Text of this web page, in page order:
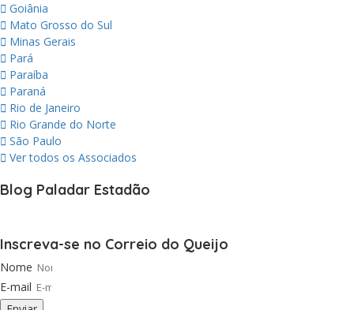
Goiânia
Mato Grosso do Sul
Minas Gerais
Pará
Paraíba
Paraná
Rio de Janeiro
Rio Grande do Norte
São Paulo
Ver todos os Associados
Blog Paladar Estadão
Inscreva-se no Correio do Queijo
Nome
E-mail